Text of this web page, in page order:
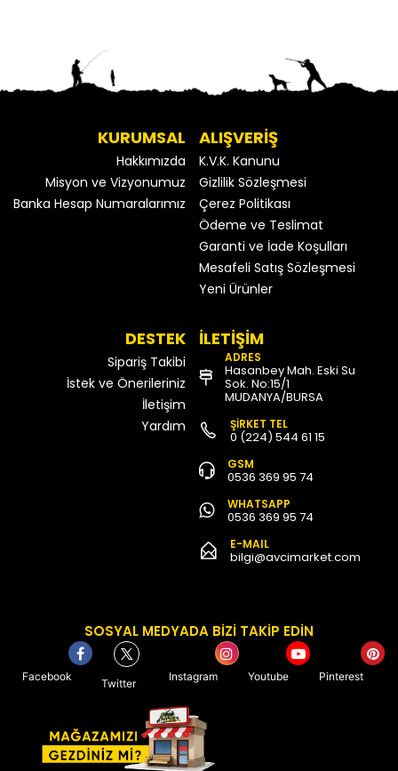
KURUMSAL
Hakkımızda
Misyon ve Vizyonumuz
Banka Hesap Numaralarımız
ALIŞVERİŞ
K.V.K. Kanunu
Gizlilik Sözleşmesi
Çerez Politikası
Ödeme ve Teslimat
Garanti ve İade Koşulları
Mesafeli Satış Sözleşmesi
Yeni Ürünler
DESTEK
Sipariş Takibi
İstek ve Önerileriniz
İletişim
Yardım
İLETİŞİM
ADRES
Hasanbey Mah. Eski Su
Sok. No:15/1
MUDANYA/BURSA
ŞİRKET TEL
0 (224) 544 61 15
GSM
0536 369 95 74
WHATSAPP
0536 369 95 74
E-MAIL
bilgi@avcimarket.com
SOSYAL MEDYADA BİZİ TAKİP EDİN
Facebook
Twitter
Instagram Youtube Pinterest